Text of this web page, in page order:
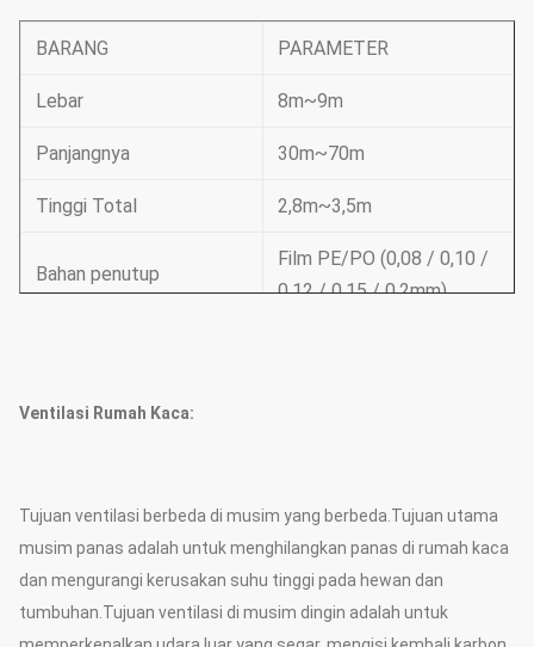
BARANG PARAMETER
Lebar 8m~9m
Panjangnya 30m~70m
Tinggi Total 2,8m~3,5m
Bahan penutup
Film PE/PO (0,08 / 0,10 /
0,12 / 0,15 / 0,2mm)
Jarak lengkung 1m~1,2m
Jumlah punggungan
Masukkan tabung ke
Ventilasi Rumah Kaca:
Tujuan ventilasi berbeda di musim yang berbeda.Tujuan utama
musim panas adalah untuk menghilangkan panas di rumah kaca
dan mengurangi kerusakan suhu tinggi pada hewan dan
tumbuhan.Tujuan ventilasi di musim dingin adalah untuk